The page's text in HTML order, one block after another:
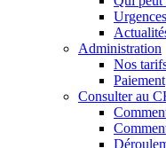
Urgences
Administration
Nos
Paiement
Consulter au